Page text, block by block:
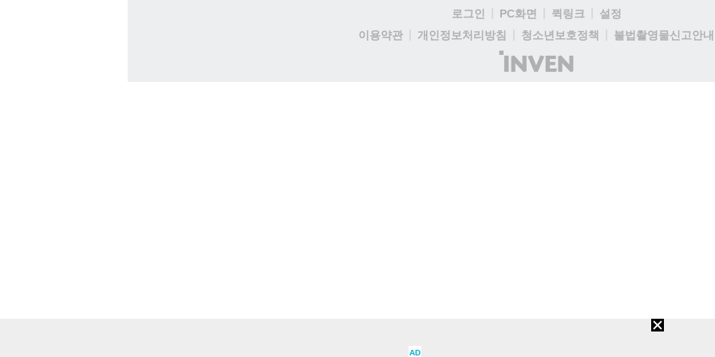
로그인 PC화면 퀵링크
설정
이용약관
개인정보처리방침 청소년보호정책
불법촬영물신고안내
(주)
인
AD